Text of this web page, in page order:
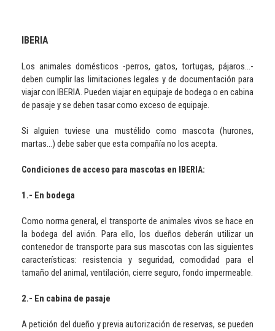
IBERIA
Los animales domésticos -perros, gatos, tortugas, pájaros...-
deben cumplir las limitaciones legales y de documentación para
viajar con IBERIA. Pueden viajar en equipaje de bodega o en cabina
de pasaje y se deben tasar como exceso de equipaje.
Si alguien tuviese una mustélido como mascota (hurones,
martas...) debe saber que esta compañía no los acepta.
Condiciones de acceso para mascotas en IBERIA:
1.- En bodega
Como norma general, el transporte de animales vivos se hace en
la bodega del avión. Para ello, los dueños deberán utilizar un
contenedor de transporte para sus mascotas con las siguientes
características: resistencia y seguridad, comodidad para el
tamaño del animal, ventilación, cierre seguro, fondo impermeable.
2.- En cabina de pasaje
A petición del dueño y previa autorización de reservas, se pueden